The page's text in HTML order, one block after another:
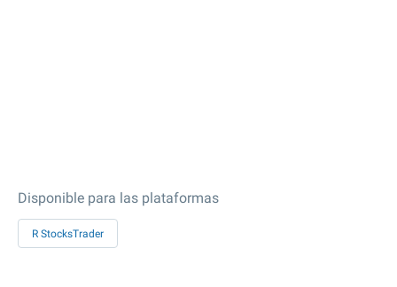
Disponible para las plataformas
R StocksTrader